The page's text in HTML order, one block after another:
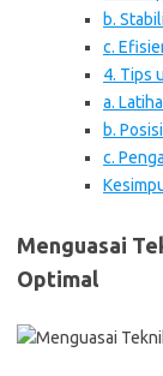
b.
c.
4. Tips
a.
b.
c.
Menguasai
Optimal